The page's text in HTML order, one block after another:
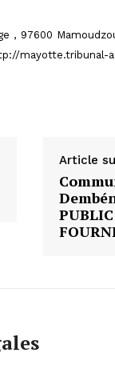
, 97600
mayotte.tribunal-
Article